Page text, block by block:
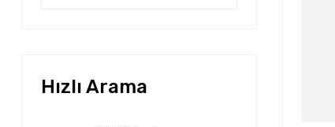
Hızlı Arama